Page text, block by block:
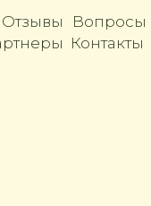
Отзывы
Вопросы
Контакты